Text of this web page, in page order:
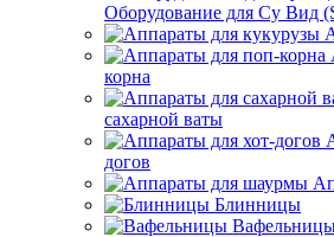
Оборудование для Су Вид
корна
сахарной ваты
догов
Блинницы